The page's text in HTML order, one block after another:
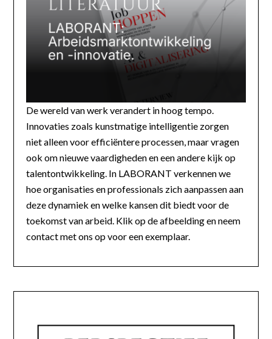
De wereld van werk verandert in hoog tempo.
Innovaties zoals kunstmatige intelligentie zorgen
niet alleen voor efficiëntere processen, maar vragen
ook om nieuwe vaardigheden en een andere kijk op
talentontwikkeling. In LABORANT verkennen we
hoe organisaties en professionals zich aanpassen aan
deze dynamiek en welke kansen dit biedt voor de
toekomst van arbeid. Klik op de afbeelding en neem
contact met ons op voor een exemplaar.